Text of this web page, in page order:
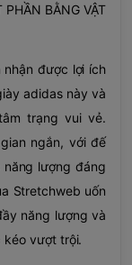
PHẦN BẰNG VẬT
được lợi ích
adidas này và
trạng vui vẻ.
ngắn, với đế
lượng đáng
Stretchweb uốn
năng lượng và
kéo vượt trội.